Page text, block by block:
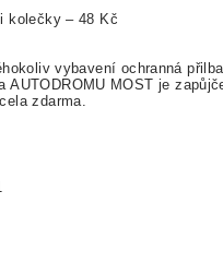
kolečky – 48 Kč
vybavení ochranná přilba
AUTODROMU MOST je
zdarma.